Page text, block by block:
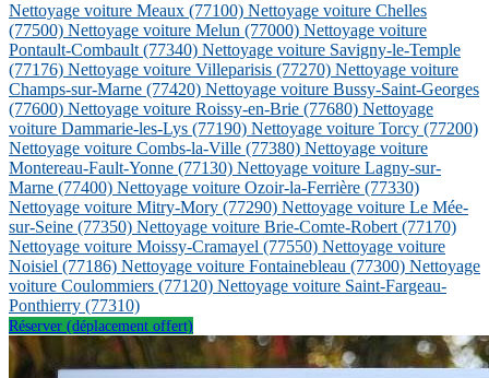
Nettoyage voiture Meaux (77100) Nettoyage voiture Chelles
(77500) Nettoyage voiture Melun (77000) Nettoyage voiture
Pontault-Combault(77340) Nettoyage voiture Savigny-le-Temple
(77176) Nettoyage voiture Villeparisis (77270) Nettoyage voiture
Champs-sur-Marne (77420) Nettoyage voiture Bussy-Saint-Georges
(77600) Nettoyage voiture Roissy-en-Brie (77680) Nettoyage
voiture Dammarie-les-Lys (77190) Nettoyage voiture Torcy (77200)
Nettoyage voiture Combs-la-Ville (77380) Nettoyage voiture
Montereau-Fault-Yonne (77130) Nettoyage voiture Lagny-sur-
Marne (77400) Nettoyage voiture Ozoir-la-Ferrière (77330)
Nettoyage voiture Mitry-Mory (77290) Nettoyage voiture Le Mée-
sur-Seine (77350) Nettoyage voiture Brie-Comte-Robert(77170)
Nettoyage voiture Moissy-Cramayel (77550) Nettoyage voiture
Noisiel (77186) Nettoyage voiture Fontainebleau (77300) Nettoyage
voiture Coulommiers (77120) Nettoyage voiture Saint-Fargeau-
Ponthierry (77310)
Réserver (déplacement offert)